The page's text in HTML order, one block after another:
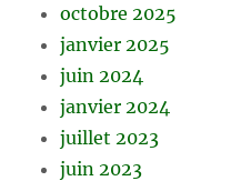
octobre 2025
janvier 2025
juin 2024
janvier 2024
juillet 2023
juin 2023